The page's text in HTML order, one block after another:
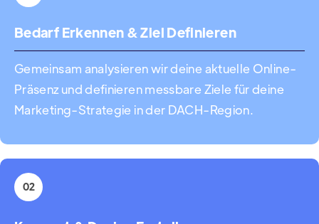
Bedarf Erkennen & Ziel Definieren
Gemeinsam analysieren wir deine aktuelle Online-
Präsenz und definieren messbare Ziele für deine
Marketing-Strategie in der DACH-Region.
02